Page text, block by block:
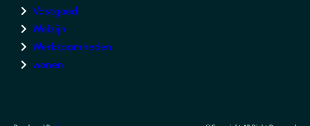
Vastgoed
Welzijn
Werkzaamheden
wonen